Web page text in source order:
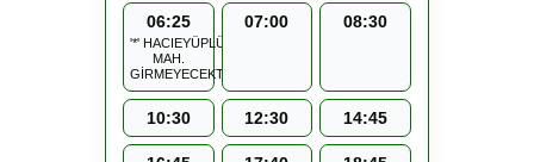
06:25
'*' HACIEYÜPLÜ
MAH.
GİRMEYECEKTİR.
07:00 08:30
10:30 12:30 14:45